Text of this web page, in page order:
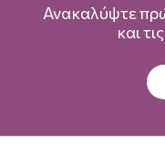
Ανακαλύψτε
και